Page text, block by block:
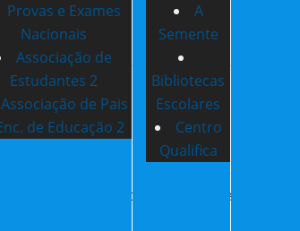
Provas e Exames
Nacionais
Associação de
Estudantes 2
Associação de Pais
de Educação 2
A
Semente
Bibliotecas
Escolares
Centro
Qualifica
durante a qual a comunidade
adereços feitos desses materiais,